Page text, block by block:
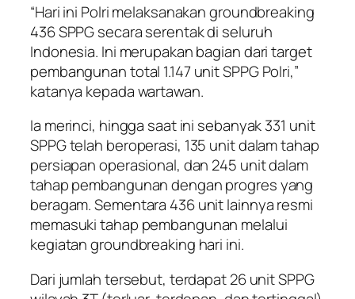
“Hari ini Polri melaksanakan groundbreaking
436 SPPG secara serentak di seluruh
Indonesia. Ini merupakan bagian dari target
pembangunan total 1.147 unit SPPG Polri,”
katanya kepada wartawan.
Ia merinci, hingga saat ini sebanyak 331 unit
SPPG telah beroperasi, 135 unit dalam tahap
persiapan operasional, dan 245 unit dalam
tahap pembangunan dengan progres yang
beragam. Sementara 436 unit lainnya resmi
memasuki tahap pembangunan melalui
kegiatan groundbreaking hari ini.
Dari jumlah tersebut, terdapat 26 unit SPPG